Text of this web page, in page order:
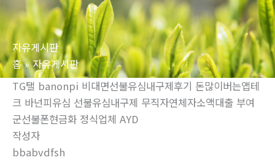
너
뛰
기 자유게시판
홈
자유게시판
TG탤 banonpi 비대면선불유심내구제후기 돈많이버는앱테
크 바넌피유심 선불유심내구제 무직자연체자소액대출 부여
군선불폰현금화 정식업체 AYD
작성자
bbabvdfsh